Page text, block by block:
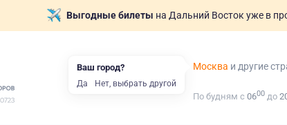
Выгодные билеты на Дальний Восток уже в
Москва и другие
По будням с 0600 до
Ваш город?
Да Нет, выбрать другой